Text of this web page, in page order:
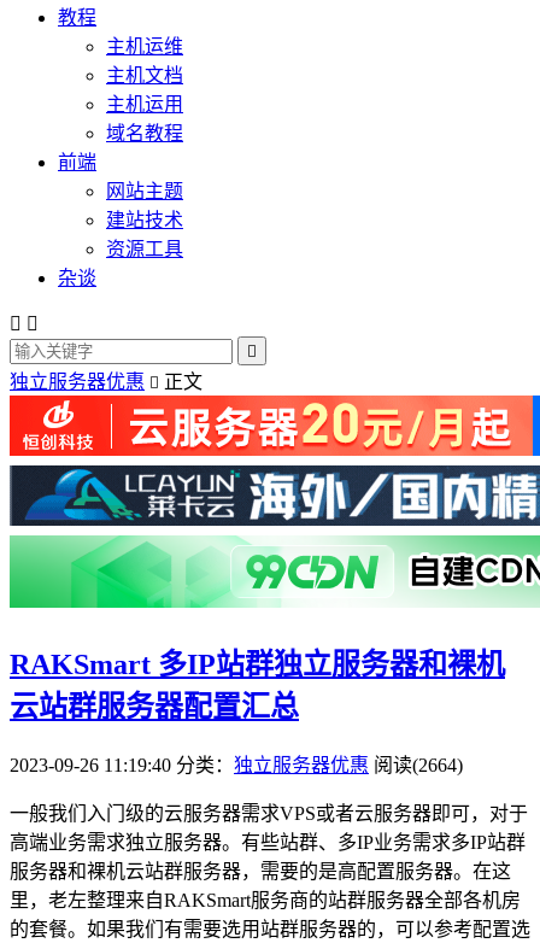
教程
主机运维
主机文档
主机运用
域名教程
前端
网站主题
建站技术
资源工具
杂谈
 

独立服务器优惠  正文
RAKSmart 多IP站群独立服务器和裸机
云站群服务器配置汇总
2023-09-26 11:19:40 分类： 独立服务器优惠 阅读(2664)
一般我们入门级的云服务器需求VPS或者云服务器即可，对于
高端业务需求独立服务器。有些站群、多IP业务需求多IP站群
服务器和裸机云站群服务器，需要的是高配置服务器。在这
里，老左整理来自RAKSmart服务商的站群服务器全部各机房
的套餐。如果我们有需要选用站群服务器的，可以参考配置选